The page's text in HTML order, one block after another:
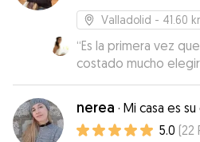
Valladolid - 41.60
“Es la primera vez
costado mucho
gustan las jaulas y
hemos dejado este
encantado. Cuando
quería venir con
nerea · Mi casa es su
5.0 (22